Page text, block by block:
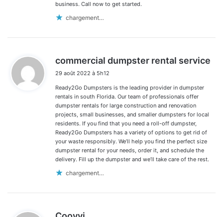
business. Call now to get started.
chargement…
commercial dumpster rental service
29 août 2022 à 5h12
Ready2Go Dumpsters is the leading provider in dumpster
rentals in south Florida. Our team of professionals offer
dumpster rentals for large construction and renovation
projects, small businesses, and smaller dumpsters for local
residents. If you find that you need a roll-off dumpster,
Ready2Go Dumpsters has a variety of options to get rid of
your waste responsibly. We’ll help you find the perfect size
dumpster rental for your needs, order it, and schedule the
delivery. Fill up the dumpster and we’ll take care of the rest.
chargement…